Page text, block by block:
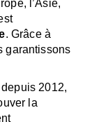
l’Asie,
. Grâce à
garantissons
2012,
la